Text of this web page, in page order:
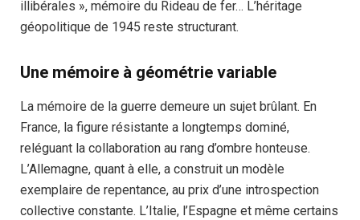
illibérales », mémoire du Rideau de fer… L’héritage
géopolitique de 1945 reste structurant.
Une mémoire à géométrie variable
La mémoire de la guerre demeure un sujet brûlant. En
France, la figure résistante a longtemps dominé,
reléguant la collaboration au rang d’ombre honteuse.
L’Allemagne, quant à elle, a construit un modèle
exemplaire de repentance, au prix d’une introspection
collective constante. L’Italie, l’Espagne et même certains